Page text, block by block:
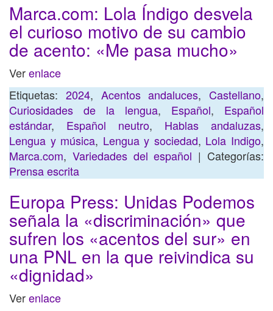
Marca.com: Lola Índigo desvela
el curioso motivo de su cambio
de acento: «Me pasa mucho»
Verenlace
Etiquetas: 2024, Acentos andaluces, Castellano,
Curiosidades de la lengua, Español, Español
estándar, Español neutro, Hablas andaluzas,
Lengua y música, Lengua y sociedad, Lola Indigo,
Marca.com, Variedades del español | Categorías:
Prensa escrita
Europa Press: Unidas Podemos
señala la «discriminación» que
sufren los «acentos del sur» en
una PNL en la que reivindica su
«dignidad»
Verenlace